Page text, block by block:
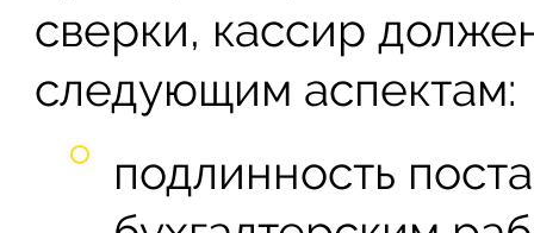
сверки, кассир
следующим аспектам:
подлинность